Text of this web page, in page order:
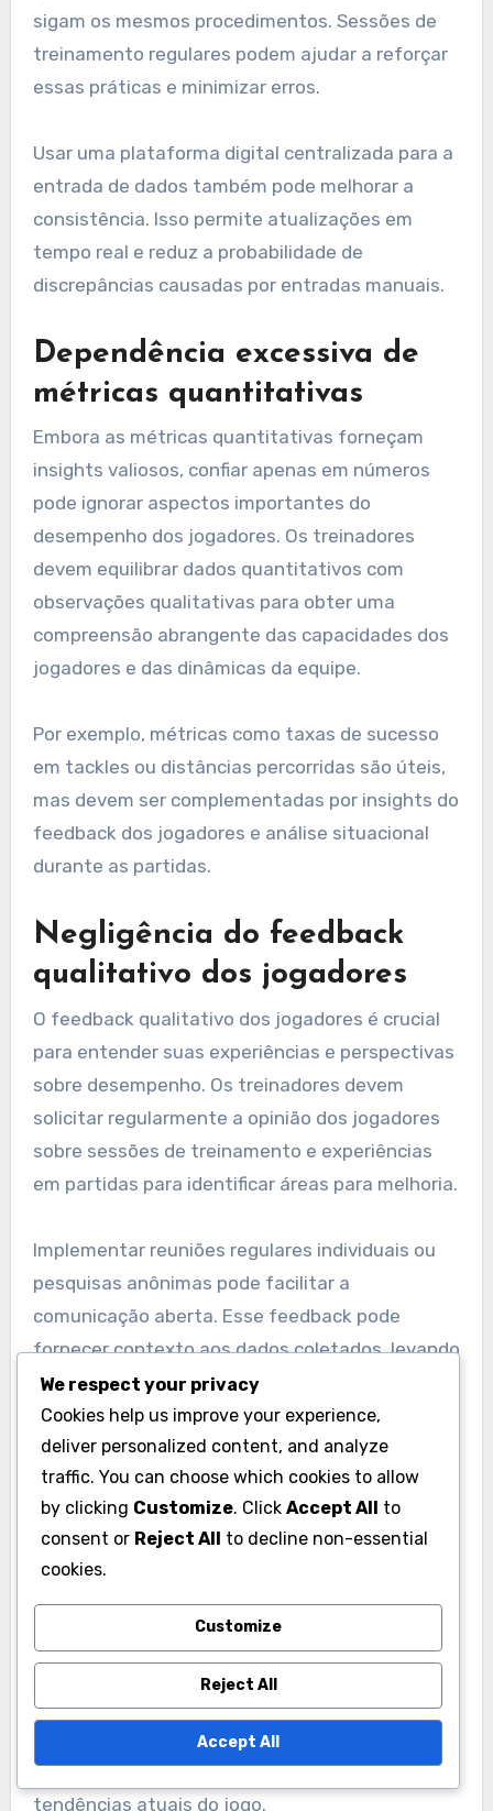
sigam os mesmos procedimentos. Sessões de
treinamento regulares podem ajudar a reforçar
essas práticas e minimizar erros.
Usar uma plataforma digital centralizada para a
entrada de dados também pode melhorar a
consistência. Isso permite atualizações em
tempo real e reduz a probabilidade de
discrepâncias causadas por entradas manuais.
Dependência excessiva de
métricas quantitativas
Embora as métricas quantitativas forneçam
insights valiosos, confiar apenas em números
pode ignorar aspectos importantes do
desempenho dos jogadores. Os treinadores
devem equilibrar dados quantitativos com
observações qualitativas para obter uma
compreensão abrangente das capacidades dos
jogadores e das dinâmicas da equipe.
Por exemplo, métricas como taxas de sucesso
em tackles ou distâncias percorridas são úteis,
mas devem ser complementadas por insights do
feedback dos jogadores e análise situacional
durante as partidas.
Negligência do feedback
qualitativo dos jogadores
O feedback qualitativo dos jogadores é crucial
para entender suas experiências e perspectivas
sobre desempenho. Os treinadores devem
solicitar regularmente a opinião dos jogadores
sobre sessões de treinamento e experiências
em partidas para identificar áreas para melhoria.
Implementar reuniões regulares individuais ou
pesquisas anônimas pode facilitar a
comunicação aberta. Esse feedback pode
fornecer contexto aos dados coletados, levando
a decisões de coaching mais informadas.
Falha em se adaptar a
estratégias de jogo em
evolução
O cenário do rugby está em constante mudança,
com novas estratégias e estilos de jogo
surgindo regularmente. Os treinadores devem
permanecer flexíveis e adaptar seus métodos
de coleta de dados para se alinhar a esses
desenvolvimentos. Isso inclui atualizar métricas
e indicadores de desempenho para refletir as
tendências atuais do jogo.
We respect your privacy
Cookies help us improve your experience,
deliver personalized content, and analyze
traffic. You can choose which cookies to allow
by clicking Customize. Click Accept All to
consent or Reject All to decline non-essential
cookies.
Customize
Reject All
Accept All